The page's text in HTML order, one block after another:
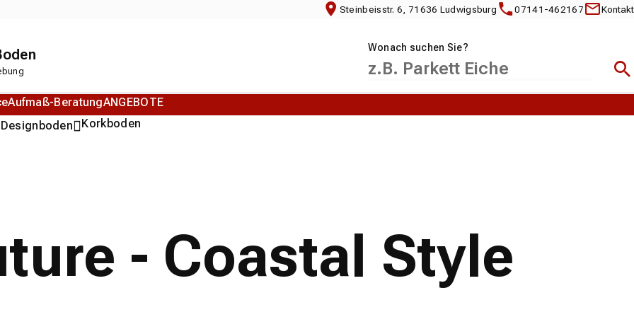
Steinbeisstr. 6, 71636 Ludwigsburg 07141-462167 Kontakt
Wonach suchen Sie?
Designboden Korkboden
Aufmaß-BeratungANGEBOTE
- Coastal Style